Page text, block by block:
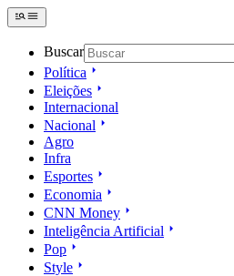
Buscar
Política
Eleições
Internacional
Nacional
Agro
Infra
Esportes
Economia
CNN Money
Inteligência Artificial
Pop
Style